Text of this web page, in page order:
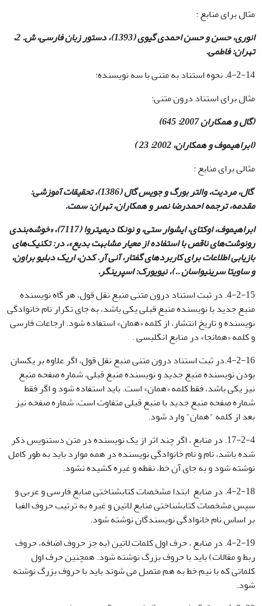
مثال برای منابع :
انوری، حسن و حسن احمدی گیوی (1393)، دستور زبان فارسی، ش. 2،
تهران: فاطمی.
4-2-14. نحوه استناد به متنی با سه نویسنده:
مثال برای استناد درون متنی:
(گال و همکاران 2007: 645)
(ابراهیموف و همکاران، 2002: 23 )
مثالی برای منابع :
گال، مردیت، والتر بورگ و جویس گال (1386)، تحقیقات آموزشی:
مقدمه، ترجمه احمدرضا نصر و همکاران، تهران: سمت.
ابراهیموف، اوکتای، ایشوار ستی، و نونکا دیمیتروا (7117)، «خوشه‌بندی
رونوشت‌های ناقص با استفاده از معیار مشابهت بدیع»، در: تکنیک‌های
بازیابی اطلاعات برای کاربردهای گفتار، آنی آر. کدن، اریک دبلیو براون،
و ساویتا سرینیواسان ..)، نیویورک: اسپرینگر.
4-2-15. در ثبت استناد درون متنی منبع نقل قول، هر گاه نویسنده
منبع جدید با نویسنده منبع قبلی یکی باشد، به جای تکرار نام خانوادگی
نویسنده و تاریخ انتشار، از کلمه «همان» استفاده شود. ارجاعات فارسی
و کلمه «همانجا» در منابع انگلیسی .
4-2-16.در ثبت استناد درون متنی منبع نقل قول، اگر علاوه بر یکسان
بودن نویسنده منبع جدید و نویسنده منبع قبلی، شماره صفحه منبع
نیز یکی باشد، فقط کلمه «همان» است. باید استفاده شود و اگر فقط
شماره صفحه منبع جدید با منبع قبلی متفاوت است، شماره صفحه نیز
بعد از کلمه "همان" وارد شود.
17-2-4. در منابع ، اگر چند اثر از یک نویسنده در متن دستنویس ذکر
شده باشد، نام و نام خانوادگی نویسنده در همه موارد باید به طور کامل
نوشته شود و به جای آن خط، نقطه و غیره کشیده نشود.
4-2-18. در منابع ابتدا مشخصات کتابشناختی منابع فارسی و عربی و
سپس مشخصات کتابشناختی منابع لاتین و غیره به ترتیب حروف الفبا
بر اساس نام خانوادگی نویسندگان نوشته شود.
4-2-19. در منابع ، حرف اول کلمات لاتین (به جز حروف اضافه، حروف
ربط و مقالات) باید با حروف بزرگ نوشته شود. همچنین حرف اول
کلماتی که با نیم خط به هم متصل می شوند باید با حروف بزرگ نوشته
شود.